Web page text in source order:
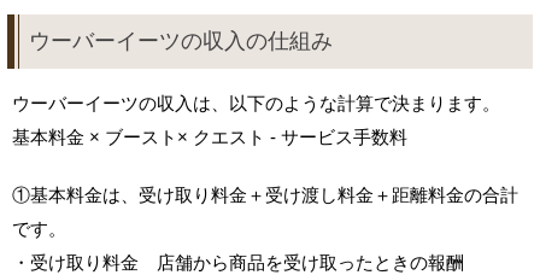
ウーバーイーツの収入の仕組み
ウーバーイーツの収入は、以下のような計算で決まります。
基本料金 × ブースト× クエスト - サービス手数料
①基本料金は、受け取り料金＋受け渡し料金＋距離料金の合計
です。
・受け取り料金 店舗から商品を受け取ったときの報酬